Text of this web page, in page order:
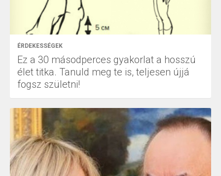
ÉRDEKESSÉGEK
Ez a 30 másodperces gyakorlat a hosszú
élet titka. Tanuld meg te is, teljesen újjá
fogsz születni!